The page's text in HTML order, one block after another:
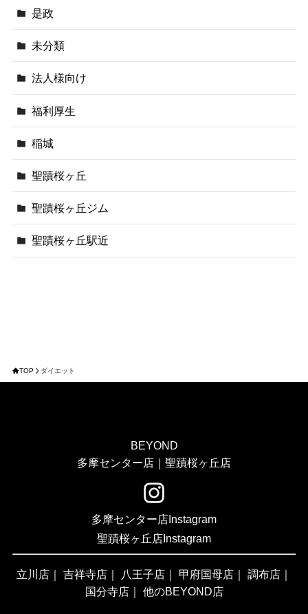
是政
未分類
法人様向け
福利厚生
稲城
聖蹟桜ヶ丘
聖蹟桜ヶ丘ジム
聖蹟桜ヶ丘駅近
TOP ダイエット
BEYOND
多摩センター店｜聖蹟桜ヶ丘店
多摩センター店Instagram
聖蹟桜ヶ丘店Instagram
立川店 ｜ 吉祥寺店 ｜ 八王子店 ｜ 甲府国母店 ｜ 調布店 ｜
国分寺店｜ 他のBEYOND店